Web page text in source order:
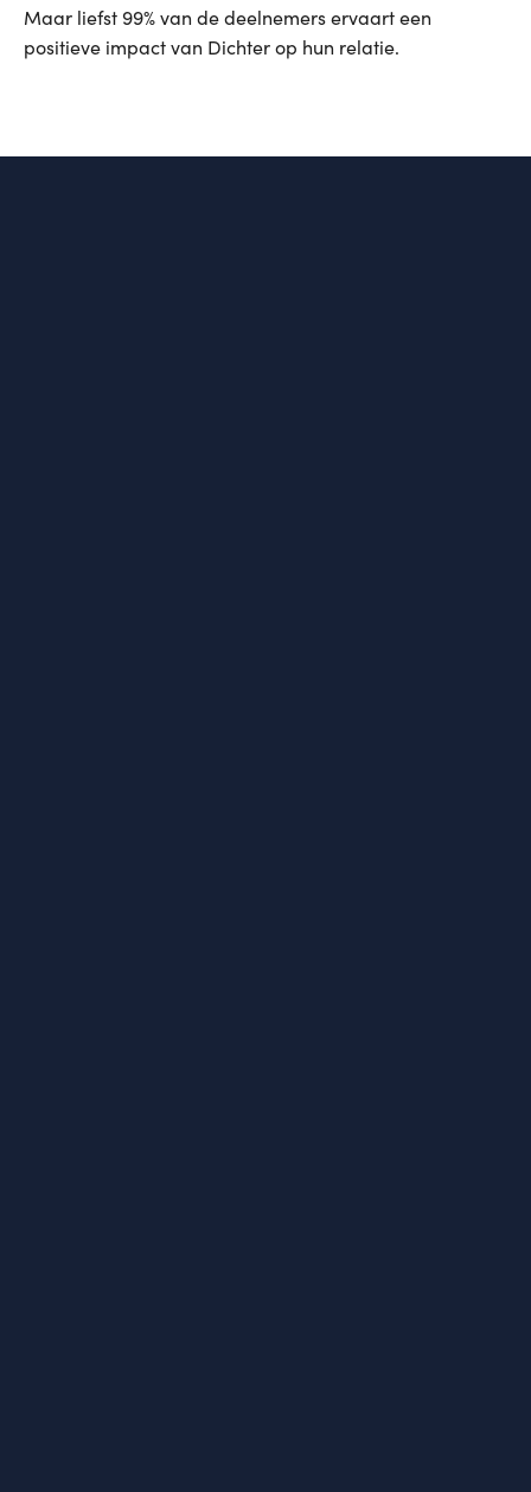
Maar liefst 99% van de deelnemers ervaart een
positieve impact van Dichter op hun relatie.